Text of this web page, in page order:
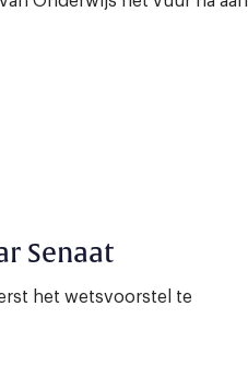
Senaat
het wetsvoorstel te